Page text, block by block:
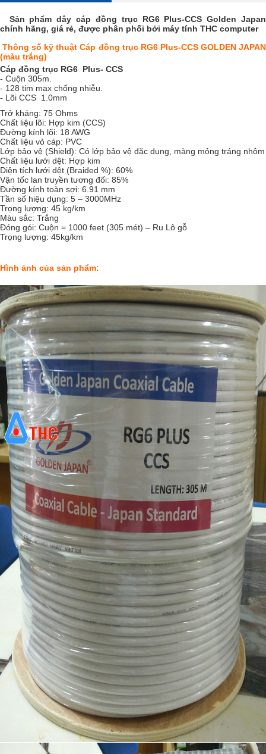
Sản phẩm dây cáp đồng trục RG6 Plus-CCS Golden Japan
chính hãng, giá rẻ, được phân phối bởi máy tính THC computer
Thông số kỹ thuật Cáp đồng trục RG6 Plus-CCS GOLDEN JAPAN
(màu trắng)
Cáp đồng trục RG6 Plus- CCS
- Cuộn 305m.
- 128 tim max chống nhiễu.
- Lõi CCS 1.0mm
Trở kháng: 75 Ohms
Chất liệu lõi: Hợp kim (CCS)
Đường kính lõi: 18 AWG
Chất liệu vỏ cáp: PVC
Lớp bảo vệ (Shield): Có lớp bảo vệ đặc dụng, màng mỏng tráng nhôm
Chất liệu lưới dệt: Hợp kim
Diện tích lưới dệt (Braided %): 60%
Vận tốc lan truyền tương đối: 85%
Đường kính toàn sợi: 6.91 mm
Tần số hiệu dụng: 5 – 3000MHz
Trọng lượng: 45 kg/km
Màu sắc: Trắng
Đóng gói: Cuộn = 1000 feet (305 mét) – Ru Lô gỗ
Trọng lượng: 45kg/km
Hình ảnh của sản phẩm: